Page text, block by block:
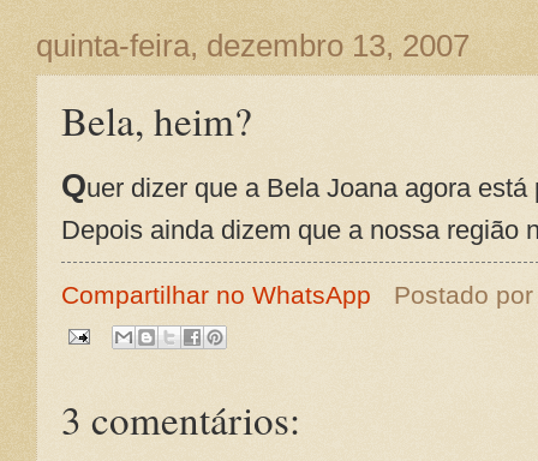
quinta-feira, dezembro 13, 2007
Bela, heim?
Quer dizer que a Bela Joana agora
Depois ainda dizem que a nossa região
Compartilhar no WhatsApp Postado
3 comentários: